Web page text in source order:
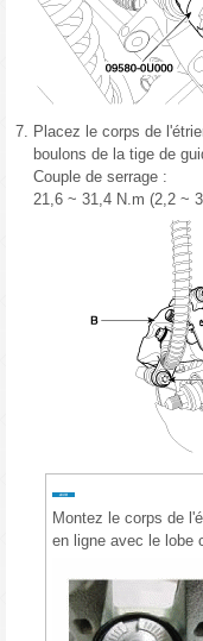
7. Placez le corps de
boulons de la tige de
Couple de serrage :
21,6 ~ 31,4 N.m (2,2 ~
Montez le corps de
en ligne avec le lobe